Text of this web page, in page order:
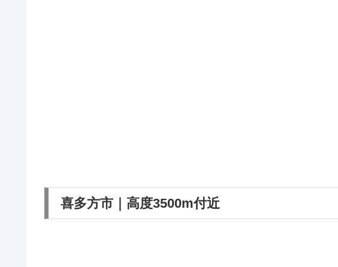
喜多方市｜高度3500m付近